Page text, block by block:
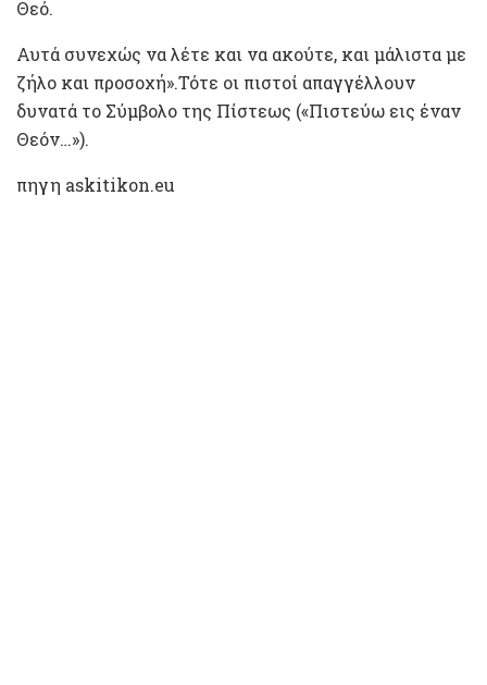
Θεό.
Αυτά συνεχώς να λέτε και να ακούτε, και μάλιστα με
ζήλο και προσοχή».Τότε οι πιστοί απαγγέλλουν
δυνατά το Σύμβολο της Πίστεως («Πιστεύω εις έναν
Θεόν…»).
πηγη askitikon.eu